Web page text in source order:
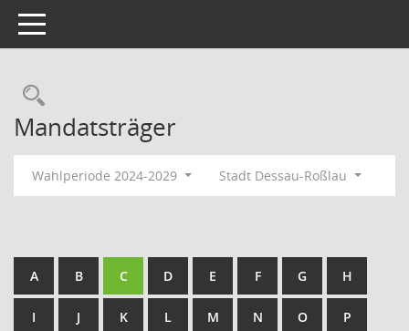
Toggle navigation
Rechercheauswahl
Mandatsträger
Wahlperiode 2024-2029 Stadt Dessau-Roßlau
A B C D E F G H
I J K L M N O P